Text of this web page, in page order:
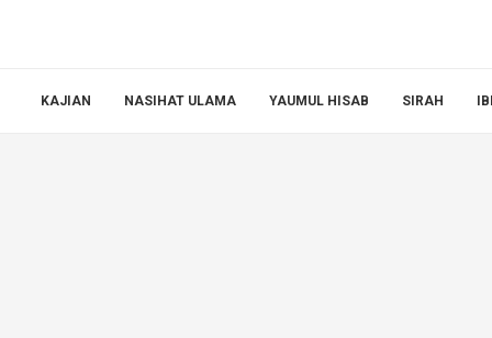
KAJIAN NASIHAT ULAMA YAUMUL HISAB SIRAH